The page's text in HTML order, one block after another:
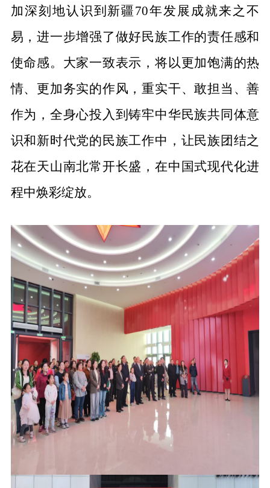
加深刻地认识到新疆70年发展成就来之不
易，进一步增强了做好民族工作的责任感和
使命感。大家一致表示，将以更加饱满的热
情、更加务实的作风，重实干、敢担当、善
作为，全身心投入到铸牢中华民族共同体意
识和新时代党的民族工作中，让民族团结之
花在天山南北常开长盛 ，在中国式现代化进
程中焕彩绽放。